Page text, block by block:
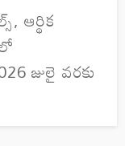
ఆర్థిక
జులై వరకు